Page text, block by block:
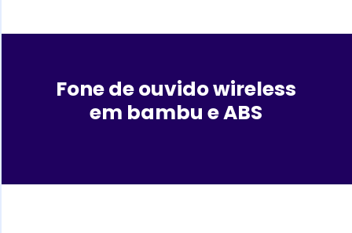
Fone de ouvido wireless
em bambu e ABS